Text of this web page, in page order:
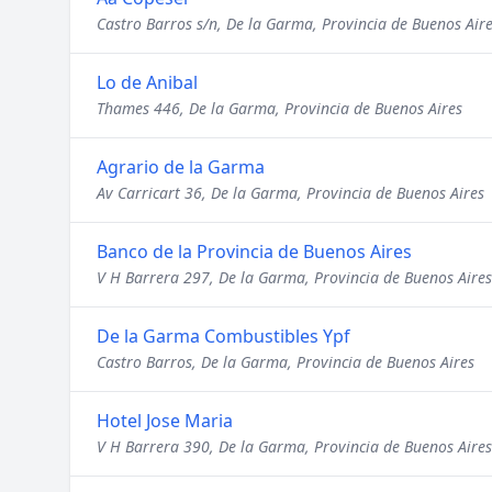
Castro Barros s/n, De la Garma, Provincia de Buenos
Lo de Anibal
Thames 446, De la Garma, Provincia de Buenos Aires
Agrario de la Garma
Av Carricart 36, De la Garma, Provincia de Buenos Aires
Banco de la Provincia de Buenos Aires
V H Barrera 297, De la Garma, Provincia de Buenos Aires
De la Garma Combustibles Ypf
Castro Barros, De la Garma, Provincia de Buenos Aires
Hotel Jose Maria
V H Barrera 390, De la Garma, Provincia de Buenos Aires